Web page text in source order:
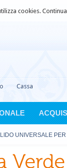
cookies.
Cassa
UNIVERSALE